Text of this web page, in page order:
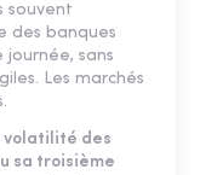
souvent
des banques
journée, sans
Les marchés
volatilité des
sa troisième